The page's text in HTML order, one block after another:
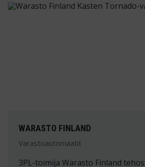
WARASTO FINLAND
Varastoautomaatit
3PL-toimija Warasto Finland